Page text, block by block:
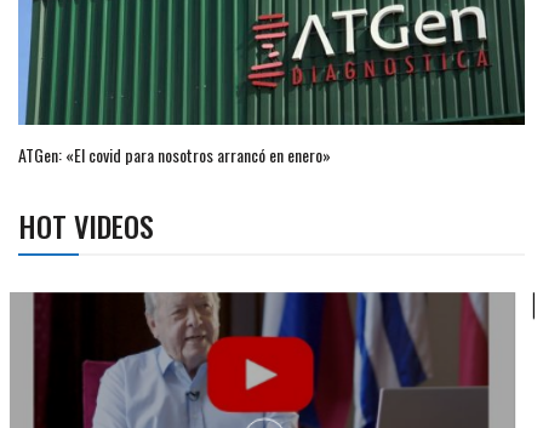
ATGen: «El covid para nosotros arrancó en enero»
HOT VIDEOS
Campaña de turismo otoño-invierno